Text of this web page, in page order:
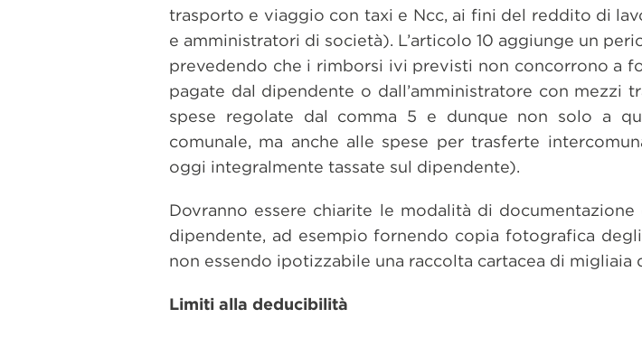
trasporto e viaggio con taxi e Ncc, ai fini del reddito di
e amministratori di società). L’articolo 10 aggiunge un
prevedendo che i rimborsi ivi previsti non concorrono a
pagate dal dipendente o dall’amministratore con mezzi
spese regolate dal comma 5 e dunque non solo a
comunale, ma anche alle spese per trasferte
oggi integralmente tassate sul dipendente).
Dovranno essere chiarite le modalità di
dipendente, ad esempio fornendo copia fotografica
non essendo ipotizzabile una raccolta cartacea di migliaia
Limiti alla deducibilità